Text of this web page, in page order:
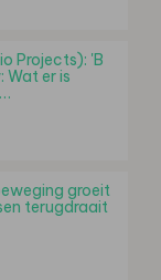
Projects): 'B
Wat er is
groeit
terugdraait